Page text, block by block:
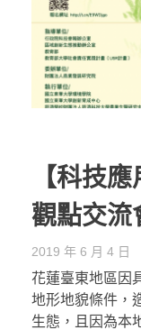
新創圓夢網
百萬旗艦計畫
【科技
觀點交流
2019 年 6 月 4 日
花蓮臺東地區因
地形地貌條件，
生態，且因為本